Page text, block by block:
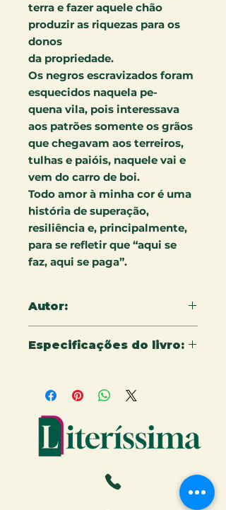
terra e fazer aquele chão
produzir as riquezas para os
donos
da propriedade.
Os negros escravizados foram
esquecidos naquela pe-
quena vila, pois interessava
aos patrões somente os grãos
que chegavam aos terreiros,
tulhas e paióis, naquele vai e
vem do carro de boi.
Todo amor à minha cor é uma
história de superação,
resiliência e, principalmente,
para se refletir que “aqui se
faz, aqui se paga”.
Autor:
Especificações do livro: